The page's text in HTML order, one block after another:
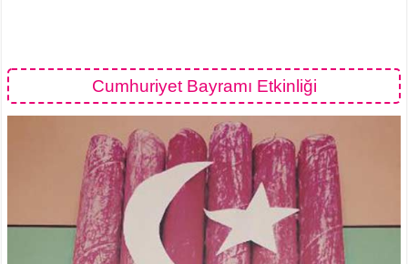
Cumhuriyet Bayramı Etkinliği